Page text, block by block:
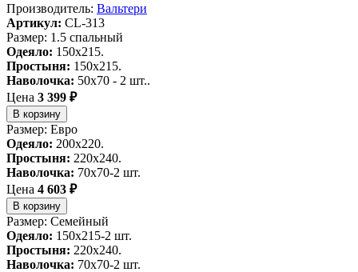
Производитель: Вальтери
Артикул: CL-313
Размер: 1.5 спальный
Одеяло: 150x215.
Простыня: 150x215.
Наволочка: 50x70 - 2 шт..
Цена 3 399 ₽
В корзину
Размер: Евро
Одеяло: 200x220.
Простыня: 220x240.
Наволочка: 70x70-2 шт.
Цена 4 603 ₽
В корзину
Размер: Семейный
Одеяло: 150x215-2 шт.
Простыня: 220x240.
Наволочка: 70x70-2 шт.